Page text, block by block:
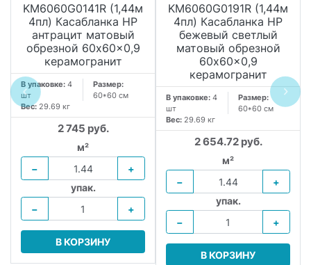
KM6060G0141R (1,44м
4пл) Касабланка HP
антрацит матовый
обрезной 60x60x0,9
керамогранит
В упаковке: 4
шт
Размер:
60*60 см
Вес: 29.69 кг
2 745 руб.
м²
−
+
упак.
−
+
В КОРЗИНУ
KM6060G0191R (1,44м
4пл) Касабланка HP
бежевый светлый
матовый обрезной
60x60x0,9
керамогранит
В упаковке: 4
шт
Размер:
60*60 см
Вес: 29.69 кг
2 654.72 руб.
м²
−
+
упак.
−
+
В КОРЗИНУ